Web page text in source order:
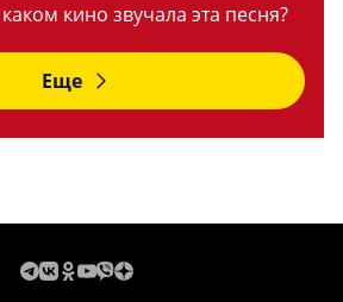
кино звучала эта песня?
Еще